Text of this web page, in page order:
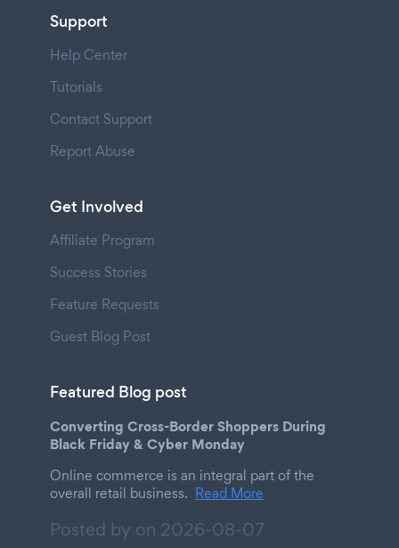
Support
Help Center
Tutorials
Contact Support
Report Abuse
Get Involved
Affiliate Program
Success Stories
Feature Requests
Guest Blog Post
Featured Blog post
Converting Cross-Border Shoppers During
Black Friday & Cyber Monday
Online commerce is an integral part of the
overall retail business. Read More
Posted by on 2026-08-07